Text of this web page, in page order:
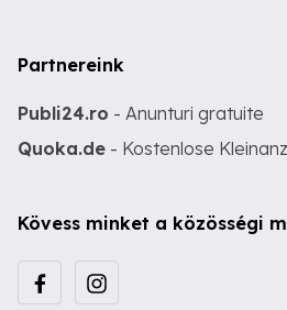
Partnereink
Publi24.ro - Anunturi gratuite
Quoka.de - Kostenlose
Kövess minket a közösségi